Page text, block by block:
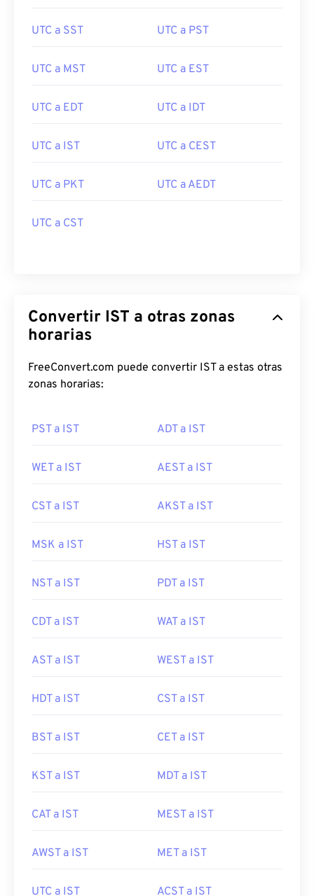
UTC a SST UTC a PST
UTC a MST UTC a EST
UTC a EDT UTC a IDT
UTC a IST UTC a CEST
UTC a PKT UTC a AEDT
UTC a CST
Convertir IST a otras zonas
horarias
FreeConvert.com puede convertir IST a estas otras
zonas horarias:
PST a IST ADT a IST
WET a IST AEST a IST
CST a IST AKST a IST
MSK a IST HST a IST
NST a IST PDT a IST
CDT a IST WAT a IST
AST a IST WEST a IST
HDT a IST CST a IST
BST a IST CET a IST
KST a IST MDT a IST
CAT a IST MEST a IST
AWST a IST MET a IST
UTC a IST ACST a IST